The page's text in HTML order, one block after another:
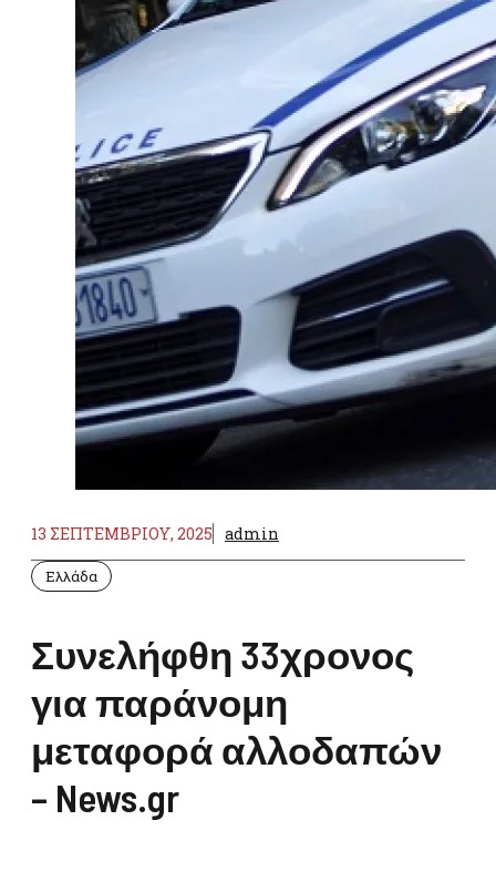
13 ΣΕΠΤΕΜΒΡΊΟΥ, 2025 admin
Ελλάδα
Συνελήφθη 33χρονος
για παράνομη
μεταφορά αλλοδαπών
– News.gr